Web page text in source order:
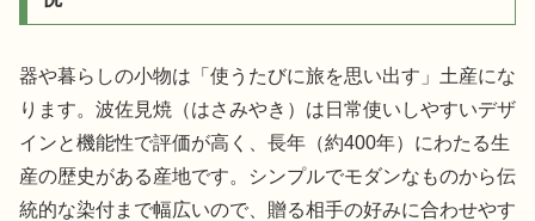
器や暮らしの小物は「使うたびに旅を思い出す」土産にな
ります。波佐見焼（はさみやき）は日常使いしやすいデザ
インと機能性で評価が高く、長年（約400年）にわたる生
産の歴史がある産地です。シンプルでモダンなものから伝
統的な染付まで幅広いので、贈る相手の好みに合わせやす